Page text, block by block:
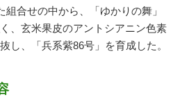
組合せの中から、「ゆかりの舞」
、玄米果皮のアントシアニン色素
し、「兵系紫86号」を育成した。